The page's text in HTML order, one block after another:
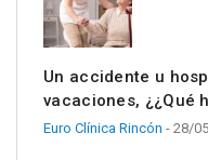
Un accidente u
vacaciones, ¿¿Qué
Euro Clínica Rincón - 28/